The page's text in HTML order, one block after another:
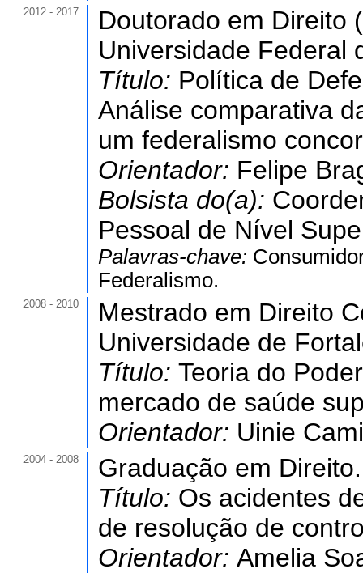
2012 - 2017
Doutorado em Direito
Universidade Federal
Título: Política de
Análise comparativa
um federalismo
Orientador: Felipe
Bolsista do(a):
Pessoal de Nível
Palavras-chave:
Federalismo.
2008 - 2010
Mestrado em Direito
Universidade de
Título: Teoria do
mercado de saúde
Orientador: Uinie
2004 - 2008
Graduação em Direito.
Título: Os acidentes
de resolução de
Orientador: Amelia